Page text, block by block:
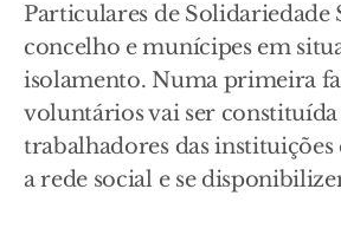
Particulares de Solidariedade
concelho e munícipes em
isolamento. Numa primeira
voluntários vai ser
trabalhadores das
a rede social e se